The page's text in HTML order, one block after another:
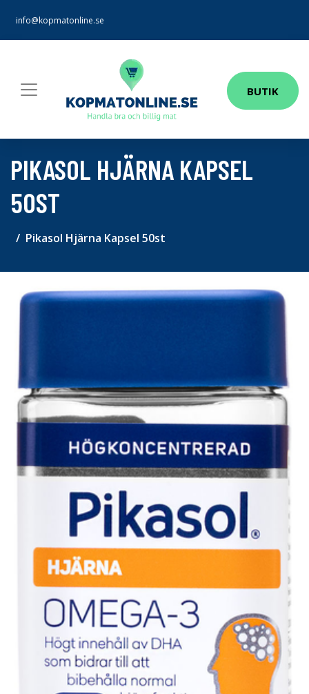
info@kopmatonline.se
BUTIK
PIKASOL HJÄRNA KAPSEL
50ST
Pikasol Hjärna Kapsel 50st